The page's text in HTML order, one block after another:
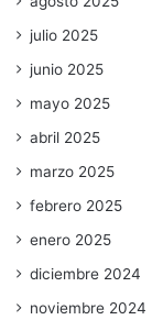
julio 2025
junio 2025
mayo 2025
abril 2025
marzo 2025
febrero 2025
enero 2025
diciembre 2024
noviembre 2024